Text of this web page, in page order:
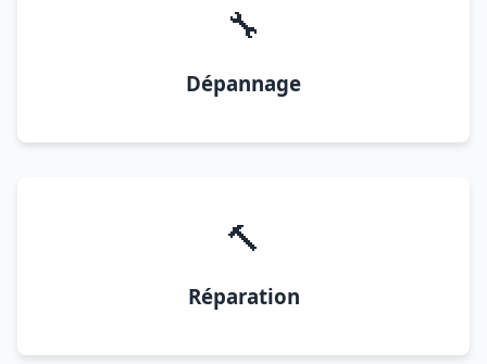
🔧
Dépannage
🔨
Réparation